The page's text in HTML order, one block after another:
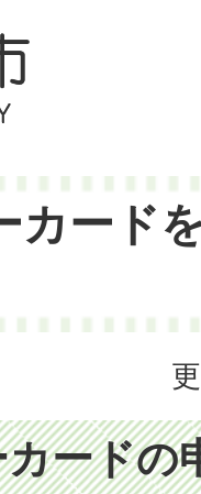
カード
ードの